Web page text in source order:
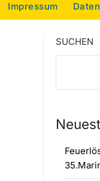
Impressum
SUCHEN